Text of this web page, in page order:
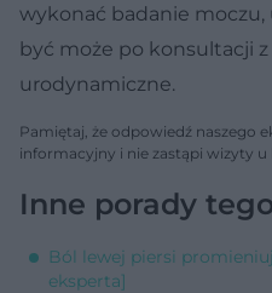
wykonać badanie moczu,
być może po konsultacji
urodynamiczne.
Pamiętaj, że odpowiedź naszego
informacyjny i nie zastąpi wizyty u
Inne porady
Ból lewej piersi
eksperta]